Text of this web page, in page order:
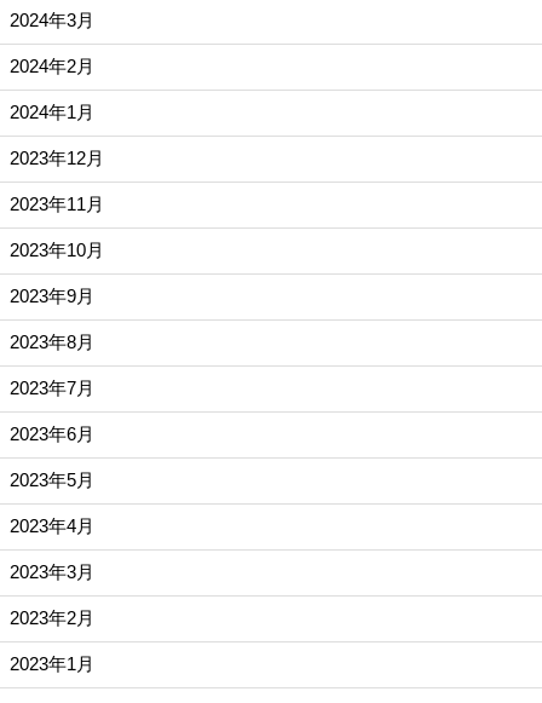
2024年3月
2024年2月
2024年1月
2023年12月
2023年11月
2023年10月
2023年9月
2023年8月
2023年7月
2023年6月
2023年5月
2023年4月
2023年3月
2023年2月
2023年1月